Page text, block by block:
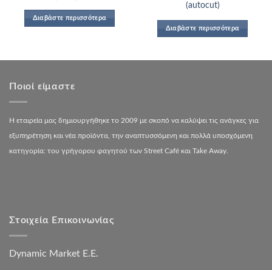
Διαβάστε περισσότερα
(autocut)
Διαβάστε περισσότερα
Ποιοί είμαστε
Η εταιρεία μας δημιουργήθηκε το 2009 με σκοπό να καλύψει τις ανάγκες για
εξυπηρέτηση και νέα προϊόντα, την αναπτυσσόμενη και πολλά υποσχόμενη
κατηγορία: του γρήγορου φαγητού των Street Café και Take Away.
Στοιχεία Επικοινωνίας
Dynamic Market Ε.Ε.